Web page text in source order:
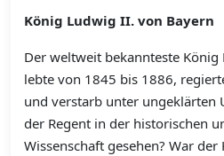
König Ludwig II. von Bayern
Der weltweit bekannteste
lebte von 1845 bis 1886,
und verstarb unter ungeklärten
der Regent in der historischen
Wissenschaft gesehen? War